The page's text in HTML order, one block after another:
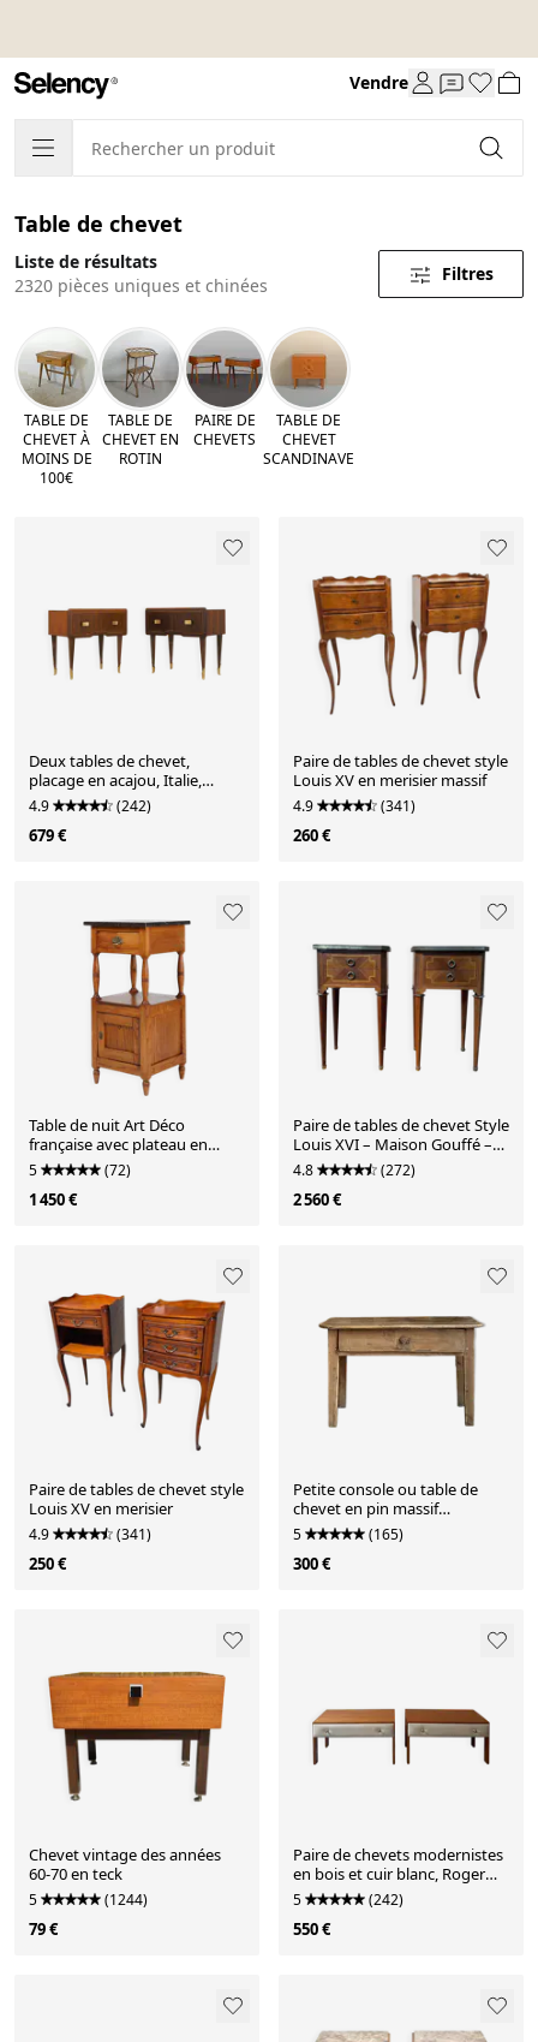
Vendre
Table de chevet
Liste de résultats
2320 pièces uniques et chinées
Filtres
TABLE DE
CHEVET À
MOINS DE
100€
TABLE DE
CHEVET EN
ROTIN
PAIRE DE
CHEVETS
TABLE DE
CHEVET
SCANDINAVE
Deux tables de chevet,
placage en acajou, Italie,
années 1970
4.9 (242)
679 €
Paire de tables de chevet style
Louis XV en merisier massif
4.9 (341)
260 €
Table de nuit Art Déco
française avec plateau en
pierre bleue, années 1920
5 (72)
1 450 €
Paire de tables de chevet Style
Louis XVI – Maison Gouffé –
Marqueterie & Marbre
4.8 (272)
2 560 €
Paire de tables de chevet style
Louis XV en merisier
4.9 (341)
250 €
Petite console ou table de
chevet en pin massif
(rénovée)
5 (165)
300 €
Chevet vintage des années
60-70 en teck
5 (1244)
79 €
Paire de chevets modernistes
en bois et cuir blanc, Roger
Landault 1950
5 (242)
550 €